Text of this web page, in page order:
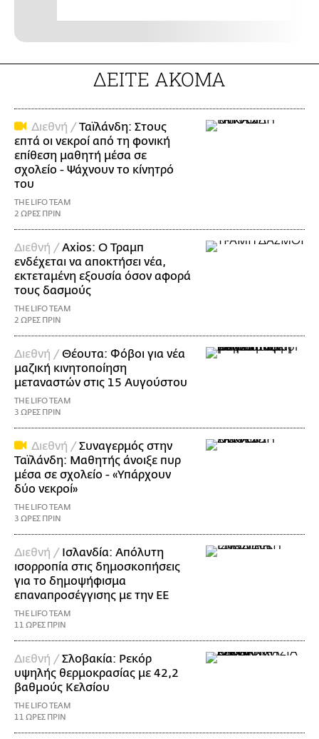
ΔΕΙΤΕ ΑΚΟΜΑ
Διεθνή /Ταϊλάνδη: Στους
επτά οι νεκροί από τη φονική
επίθεση μαθητή μέσα σε
σχολείο - Ψάχνουν το κίνητρό
του
THE LIFO TEAM
2 ΩΡΕΣ ΠΡΙΝ
Διεθνή /Axios: Ο Τραμπ
ενδέχεται να αποκτήσει νέα,
εκτεταμένη εξουσία όσον αφορά
τους δασμούς
THE LIFO TEAM
2 ΩΡΕΣ ΠΡΙΝ
Διεθνή /Θέουτα: Φόβοι για νέα
μαζική κινητοποίηση
μεταναστών στις 15 Αυγούστου
THE LIFO TEAM
3 ΩΡΕΣ ΠΡΙΝ
Διεθνή /Συναγερμός στην
Ταϊλάνδη: Μαθητής άνοιξε πυρ
μέσα σε σχολείο - «Υπάρχουν
δύο νεκροί»
THE LIFO TEAM
3 ΩΡΕΣ ΠΡΙΝ
Διεθνή / Ισλανδία: Απόλυτη
ισορροπία στις δημοσκοπήσεις
για το δημοψήφισμα
επαναπροσέγγισης με την ΕΕ
THE LIFO TEAM
11 ΩΡΕΣ ΠΡΙΝ
Διεθνή /Σλοβακία: Ρεκόρ
υψηλής θερμοκρασίας με 42,2
βαθμούς Κελσίου
THE LIFO TEAM
11 ΩΡΕΣ ΠΡΙΝ